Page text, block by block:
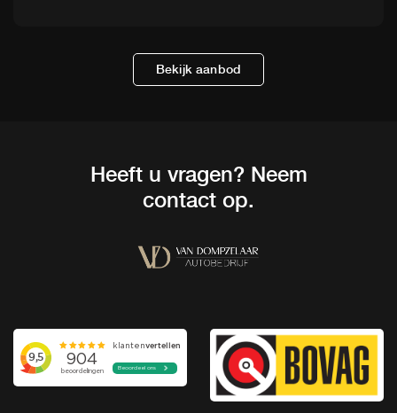
Bekijk aanbod
Heeft u vragen? Neem
contact op.